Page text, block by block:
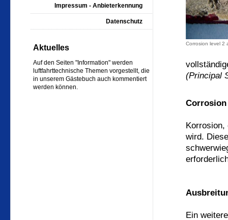
Corrosion level 2
(Principal
Corrosion
Korrosion,
wird.
Ein
Impressum - Anbieterkennung
Datenschutz
Aktuelles
Auf den Seiten "Information" werden
luftfahrttechnische Themen vorgestellt, die
in unserem Gästebuch auch kommentiert
werden können.